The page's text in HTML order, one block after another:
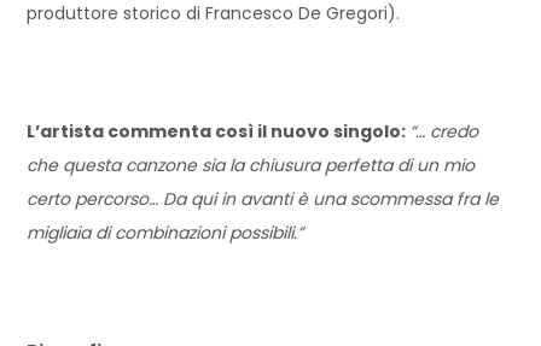
produttore storico di Francesco De Gregori).
L’artista commenta così il nuovo singolo: “… credo
che questa canzone sia la chiusura perfetta di un mio
certo percorso… Da qui in avanti è una scommessa fra le
migliaia di combinazioni possibili.”